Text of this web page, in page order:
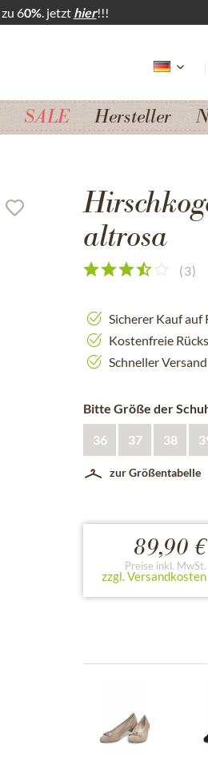
60%. jetzt hier!!!
SALE Hersteller
altrosa
(3)
Sicherer Kauf auf
Kostenfreie
Schneller Versand
Bitte Größe der
36 37 38
zur Größentabelle
89,90 €
Preise inkl. MwSt.
zzgl. Versandkosten